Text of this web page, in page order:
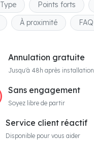
Type Points forts
À proximité FAQ
Annulation gratuite
Jusqu'à 48h après installation
Sans engagement
Soyez libre de partir
Service client réactif
Disponible pour vous aider